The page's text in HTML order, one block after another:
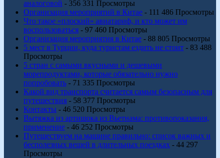
аналоговой - 356 331 Просмотры
Организация мероприятий в Китае - 111 486 Просмотры
Что такое «плоский» авиатариф, и кто может им
воспользоваться - 97 460 Просмотры
Организация мероприятия в Китае - 88 805 Просмотры
5 мест в Турции, куда туристам ездить не стоит - 83 488
Просмотры
5 стран с самыми вкусными и дешевыми
морепродуктами, которые обязательно нужно
попробовать - 71 335 Просмотры
Какой вид транспорта считается самым безопасным для
путешествия - 58 377 Просмотры
Контакты - 46 520 Просмотры
Вытяжка из артишока из Вьетнама: противопоказания,
применение - 46 252 Просмотры
Путешествуем на машине правильно: список важных и
бесполезных вещей в длительных поездках - 44 297
Просмотры